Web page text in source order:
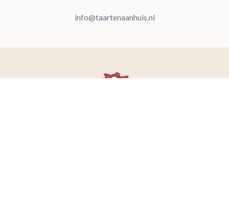
info@taartenaanhuis.nl